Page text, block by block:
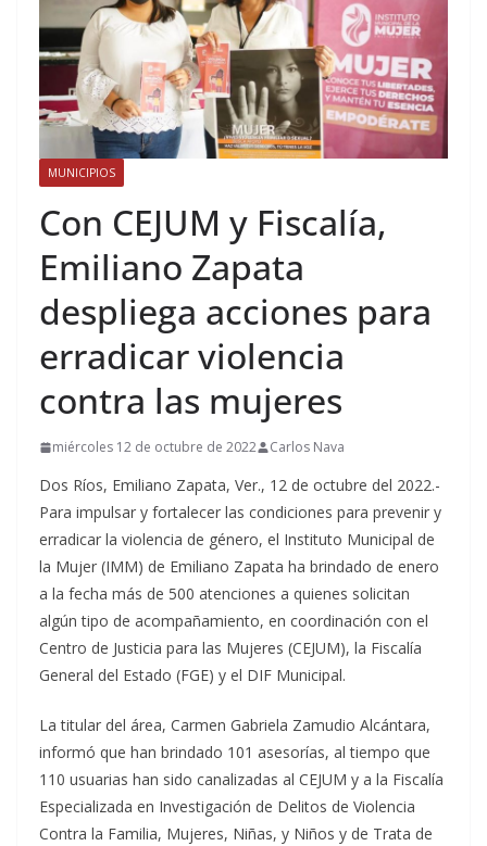
MUNICIPIOS
Con CEJUM y Fiscalía,
Emiliano Zapata
despliega acciones para
erradicar violencia
contra las mujeres
miércoles 12 de octubre de 2022 Carlos Nava
Dos Ríos, Emiliano Zapata, Ver., 12 de octubre del 2022.-
Para impulsar y fortalecer las condiciones para prevenir y
erradicar la violencia de género, el Instituto Municipal de
la Mujer (IMM) de Emiliano Zapata ha brindado de enero
a la fecha más de 500 atenciones a quienes solicitan
algún tipo de acompañamiento, en coordinación con el
Centro de Justicia para las Mujeres (CEJUM), la Fiscalía
General del Estado (FGE) y el DIF Municipal.
La titular del área, Carmen Gabriela Zamudio Alcántara,
informó que han brindado 101 asesorías, al tiempo que
110 usuarias han sido canalizadas al CEJUM y a la Fiscalía
Especializada en Investigación de Delitos de Violencia
Contra la Familia, Mujeres, Niñas, y Niños y de Trata de